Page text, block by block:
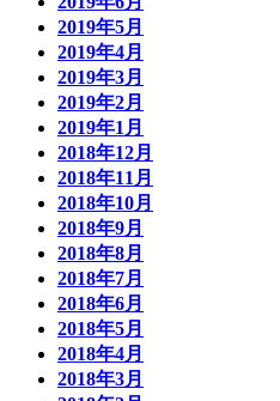
2019年5月
2019年4月
2019年3月
2019年2月
2019年1月
2018年12月
2018年11月
2018年10月
2018年9月
2018年8月
2018年7月
2018年6月
2018年5月
2018年4月
2018年3月